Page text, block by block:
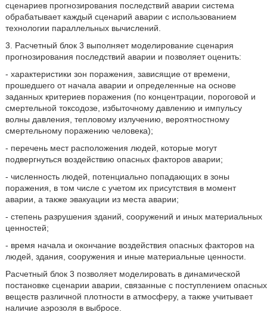
сценариев прогнозирования последствий аварии система
обрабатывает каждый сценарий аварии с использованием
технологии параллельных вычислений.
3. Расчетный блок 3 выполняет моделирование сценария
прогнозирования последствий аварии и позволяет оценить:
- характеристики зон поражения, зависящие от времени,
прошедшего от начала аварии и определенные на основе
заданных критериев поражения (по концентрации, пороговой и
смертельной токсодозе, избыточному давлению и импульсу
волны давления, тепловому излучению, вероятностному
смертельному поражению человека);
- перечень мест расположения людей, которые могут
подвергнуться воздействию опасных факторов аварии;
- численность людей, потенциально попадающих в зоны
поражения, в том числе с учетом их присутствия в момент
аварии, а также эвакуации из места аварии;
- степень разрушения зданий, сооружений и иных материальных
ценностей;
- время начала и окончание воздействия опасных факторов на
людей, здания, сооружения и иные материальные ценности.
Расчетный блок 3 позволяет моделировать в динамической
постановке сценарии аварии, связанные с поступлением опасных
веществ различной плотности в атмосферу, а также учитывает
наличие аэрозоля в выбросе.